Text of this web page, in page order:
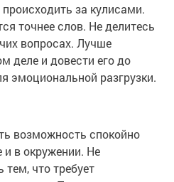
за кулисами.
точнее слов. Не делитесь
вопросах. Лучше
деле и довести его до
эмоциональной разгрузки.
возможность спокойно
и в окружении. Не
что требует